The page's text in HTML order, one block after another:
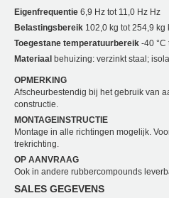
Eigenfrequentie 6,9 Hz tot 11,0 Hz Hz
Belastingsbereik 102,0 kg tot 254,9 kg
Toegestane temperatuurbereik -40 °C
Materiaal behuizing: verzinkt staal;
OPMERKING
Afscheurbestendig bij het gebruik van
constructie.
MONTAGEINSTRUCTIE
Montage in alle richtingen mogelijk.
trekrichting.
OP AANVRAAG
Ook in andere rubbercompounds
SALES GEGEVENS